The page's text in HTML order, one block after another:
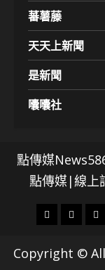
蕃薯藤
天天上新聞
是新聞
囔囔社
點傳媒
點傳媒|線上
頭
財
地
社
Copyright ©